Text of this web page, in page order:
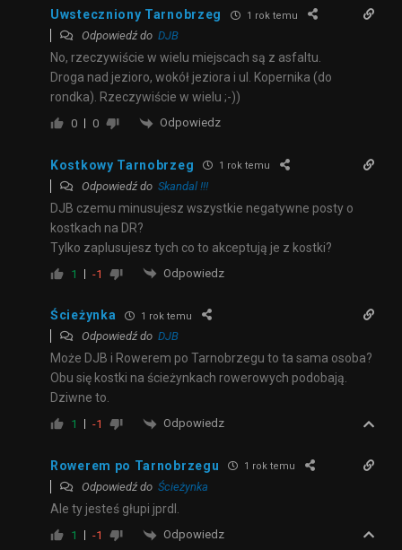
Uwsteczniony Tarnobrzeg 1 rok temu
Odpowiedź do DJB
No, rzeczywiście w wielu miejscach są z asfaltu.
Droga nad jezioro, wokół jeziora i ul. Kopernika (do
rondka). Rzeczywiście w wielu ;-))
0 0 Odpowiedz
Kostkowy Tarnobrzeg 1 rok temu
Odpowiedź do Skandal !!!
DJB czemu minusujesz wszystkie negatywne posty o
kostkach na DR?
Tylko zaplusujesz tych co to akceptują je z kostki?
1 -1 Odpowiedz
Ścieżynka 1 rok temu
Odpowiedź do DJB
Może DJB i Rowerem po Tarnobrzegu to ta sama osoba?
Obu się kostki na ścieżynkach rowerowych podobają.
Dziwne to.
1 -1 Odpowiedz
Rowerem po Tarnobrzegu 1 rok temu
Odpowiedź do Ścieżynka
Ale ty jesteś głupi jprdl.
1 -1 Odpowiedz